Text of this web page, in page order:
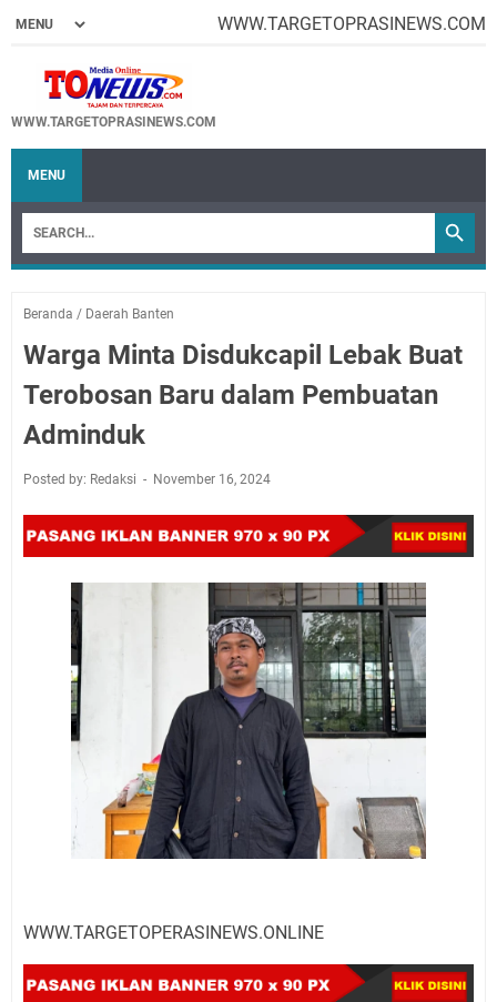
WWW.TARGETOPRASINEWS.COM
WWW.TARGETOPRASINEWS.COM
MENU
Beranda / Daerah Banten
Warga Minta Disdukcapil Lebak Buat
Terobosan Baru dalam Pembuatan
Adminduk
Posted by: Redaksi November 16, 2024
WWW.TARGETOPERASINEWS.ONLINE